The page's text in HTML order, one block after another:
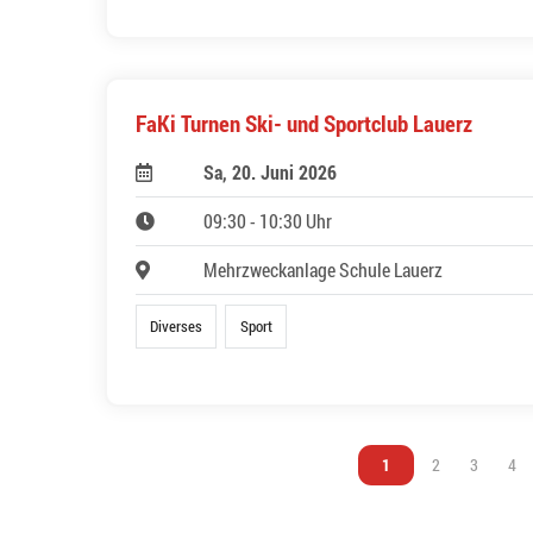
FaKi Turnen Ski- und Sportclub Lauerz
Sa, 20. Juni 2026
09:30 - 10:30 Uhr
Mehrzweckanlage Schule Lauerz
Diverses Sport
Vous êtes sur la page
1 Vous êtes sur la
2 Vous êtes
3 4